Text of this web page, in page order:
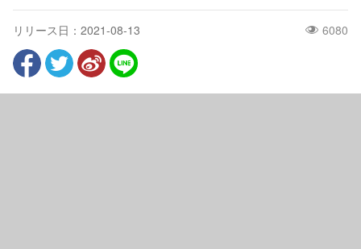
る
リリース日：2021-08-13 6080